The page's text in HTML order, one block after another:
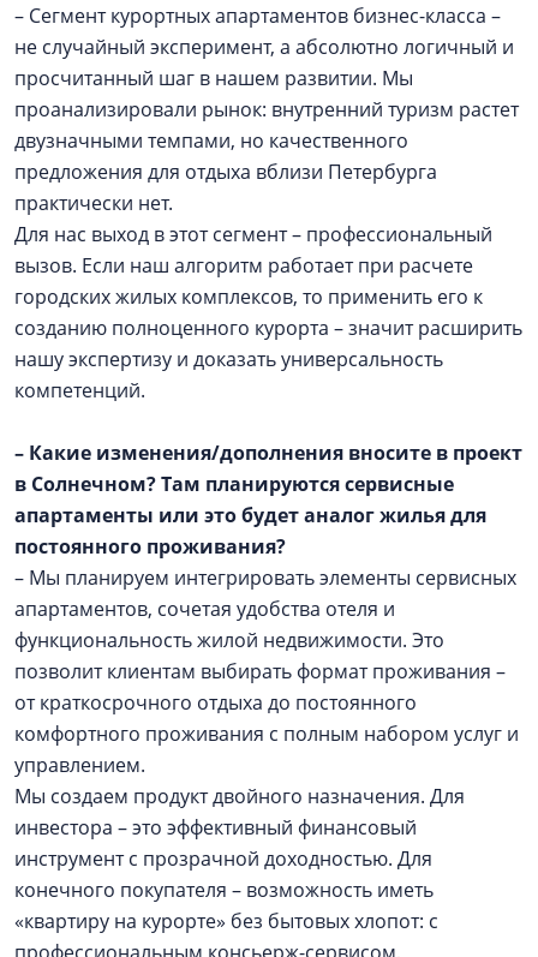
– Сегмент курортных апартаментов бизнес-класса –
не случайный эксперимент, а абсолютно логичный и
просчитанный шаг в нашем развитии. Мы
проанализировали рынок: внутренний туризм растет
двузначными темпами, но качественного
предложения для отдыха вблизи Петербурга
практически нет.
Для нас выход в этот сегмент – профессиональный
вызов. Если наш алгоритм работает при расчете
городских жилых комплексов, то применить его к
созданию полноценного курорта – значит расширить
нашу экспертизу и доказать универсальность
компетенций.
– Какие изменения/дополнения вносите в проект
в Солнечном? Там планируются сервисные
апартаменты или это будет аналог жилья для
постоянного проживания?
– Мы планируем интегрировать элементы сервисных
апартаментов, сочетая удобства отеля и
функциональность жилой недвижимости. Это
позволит клиентам выбирать формат проживания –
от краткосрочного отдыха до постоянного
комфортного проживания с полным набором услуг и
управлением.
Мы создаем продукт двойного назначения. Для
инвестора – это эффективный финансовый
инструмент с прозрачной доходностью. Для
конечного покупателя – возможность иметь
«квартиру на курорте» без бытовых хлопот: с